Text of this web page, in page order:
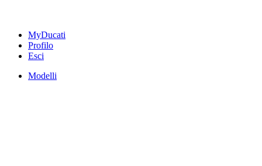
MyDucati
Profilo
Esci
Modelli